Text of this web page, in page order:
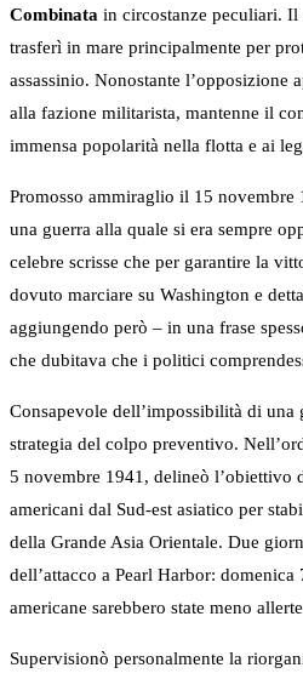
Combinata in circostanze peculiari.
trasferì in mare principalmente per
assassinio. Nonostante l’opposizione
alla fazione militarista, mantenne il
immensa popolarità nella flotta e ai
Promosso ammiraglio il 15 novembre
una guerra alla quale si era sempre
celebre scrisse che per garantire la
dovuto marciare su Washington e
aggiungendo però – in una frase
che dubitava che i politici
Consapevole dell’impossibilità di una
strategia del colpo preventivo.
5 novembre 1941, delineò l’obiettivo
americani dal Sud-est asiatico per
della Grande Asia Orientale. Due
dell’attacco a Pearl Harbor:
americane sarebbero state meno
Supervisionò personalmente la